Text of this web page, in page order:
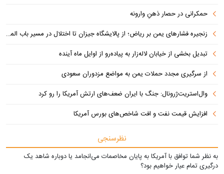
حمکرانی در حصار ذهنِ وارونه
زنجیره فشارهای یمن بر ریاض؛ از پالایشگاه جیزان تا اختلال در مسیر باب المندب
تبدیل بخشی از خیابان لاله‌زار به پیاده‌رو از اوایل ماه آینده
از سرگیری مجدد حملات یمن به مواضع مزدوران سعودی
وال‌استریت‌ژرونال: جنگ با ایران ضعف‌های ارتش آمریکا را رو کرد
افزایش قیمت نفت و افت شاخص‌های بورس آمریکا
نظرسنجی
به نظر شما توافق با آمریکا به پایان مخاصمات می‌انجامد یا دوباره شاهد یک
درگیری تمام عیار خواهیم بود؟